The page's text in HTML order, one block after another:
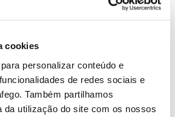
cookies
personalizar conteúdo e
de redes sociais e
Também partilhamos
da utilização do site com os nossos
a nível mundial,
de conhecimentos sobre as
facilitando a estruturação de
bem como criar uma
as espécies mais
habitats. Inscreva-seonline